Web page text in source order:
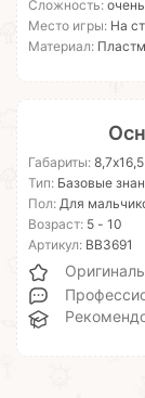
Сложность:
Место игры: На
Материал:
Габариты:
Тип: Базовые
Пол: Для
Возраст: 5 - 10
Артикул: ВВ3691